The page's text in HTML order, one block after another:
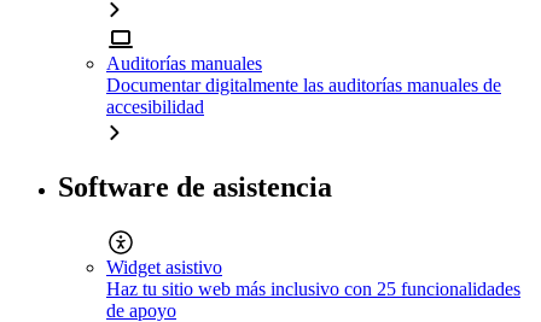
Auditorías manuales
Documentar digitalmente las auditorías manuales de
accesibilidad
Software de asistencia
Widget asistivo
Haz tu sitio web más inclusivo con 25 funcionalidades
de apoyo